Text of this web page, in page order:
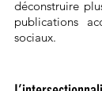
déconstruire
publications
sociaux.